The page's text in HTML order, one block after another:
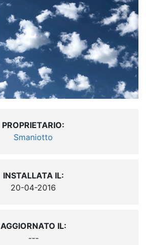
PROPRIETARIO:
Smaniotto
INSTALLATA IL:
20-04-2016
AGGIORNATO IL:
---